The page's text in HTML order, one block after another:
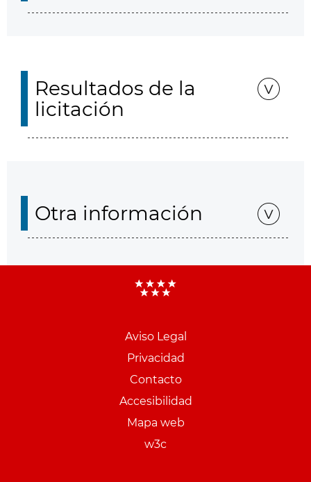
Resultados de la
licitación
Otra información
Aviso Legal
Privacidad
Contacto
Accesibilidad
Mapa web
w3c